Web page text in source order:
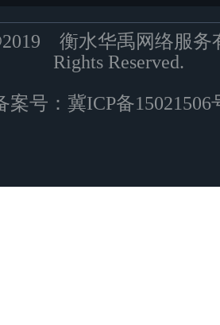
衡水华禹网络服
Rights Reserved.
案号： 冀ICP备15021506